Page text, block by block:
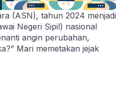
(ASN), tahun 2024 menjadi
Negeri Sipil) nasional
angin perubahan,
Mari memetakan jejak